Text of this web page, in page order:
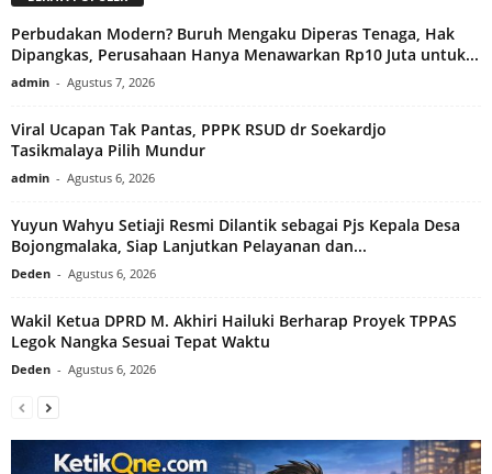
Perbudakan Modern? Buruh Mengaku Diperas Tenaga, Hak
Dipangkas, Perusahaan Hanya Menawarkan Rp10 Juta untuk...
admin - Agustus 7, 2026
Viral Ucapan Tak Pantas, PPPK RSUD dr Soekardjo
Tasikmalaya Pilih Mundur
admin - Agustus 6, 2026
Yuyun Wahyu Setiaji Resmi Dilantik sebagai Pjs Kepala Desa
Bojongmalaka, Siap Lanjutkan Pelayanan dan...
Deden - Agustus 6, 2026
Wakil Ketua DPRD M. Akhiri Hailuki Berharap Proyek TPPAS
Legok Nangka Sesuai Tepat Waktu
Deden - Agustus 6, 2026